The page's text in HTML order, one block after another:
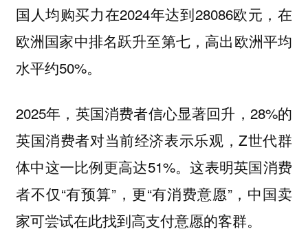
国人均购买力在2024年达到28086欧元，在
欧洲国家中排名跃升至第七，高出欧洲平均
水平约50%。
2025年，英国消费者信心显著回升，28%的
英国消费者对当前经济表示乐观，Z世代群
体中这一比例更高达51%。这表明英国消费
者不仅“有预算”，更“有消费意愿”，中国卖
家可尝试在此找到高支付意愿的客群。